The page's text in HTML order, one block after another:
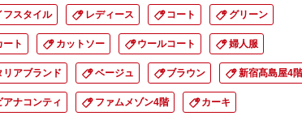
フスタイル レディース コート グリーン
ート カットソー ウールコート 婦人服
リアブランド ベージュ ブラウン 新宿髙島屋4階
アナコンティ ファムメゾン4階 カーキ